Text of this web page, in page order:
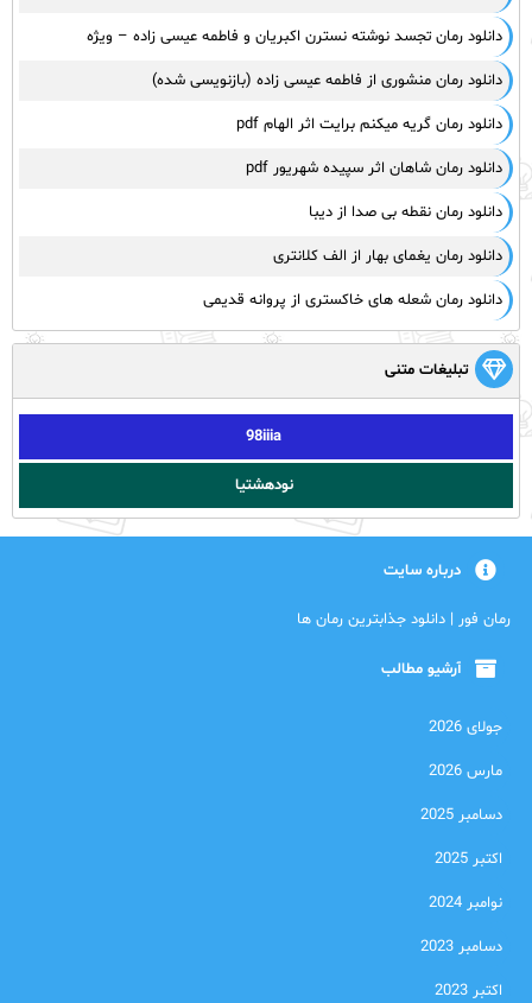
دانلود رمان تجسد نوشته نسترن اکبریان و فاطمه عیسی زاده – ویژه
دانلود رمان منشوری از فاطمه عیسی زاده (بازنویسی شده)
دانلود رمان گریه میکنم برایت اثر الهام pdf
دانلود رمان شاهان اثر سپیده شهریور pdf
دانلود رمان نقطه بی صدا از دیبا
دانلود رمان یغمای بهار از الف کلانتری
دانلود رمان شعله های خاکستری از پروانه قدیمی
تبلیغات متنی
98iiia
نودهشتیا
درباره سایت
رمان فور | دانلود جذابترین رمان ها
آرشیو مطالب
جولای 2026
مارس 2026
دسامبر 2025
اکتبر 2025
نوامبر 2024
دسامبر 2023
اکتبر 2023